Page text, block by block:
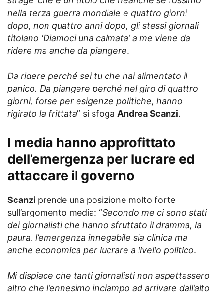
nella terza guerra mondiale e quattro giorni
dopo, non quattro anni dopo, gli stessi giornali
titolano ‘Diamoci una calmata’ a me viene da
ridere ma anche da piangere.
Da ridere perché sei tu che hai alimentato il
panico. Da piangere perché nel giro di quattro
giorni, forse per esigenze politiche, hanno
rigirato la frittata” si sfoga Andrea Scanzi.
I media hanno approfittato
dell’emergenza per lucrare ed
attaccare il governo
Scanzi prende una posizione molto forte
sull’argomento media: “Secondo me ci sono stati
dei giornalisti che hanno sfruttato il dramma, la
paura, l’emergenza innegabile sia clinica ma
anche economica per lucrare a livello politico.
Mi dispiace che tanti giornalisti non aspettassero
altro che l’ennesimo inciampo ad arrivare dall’alto